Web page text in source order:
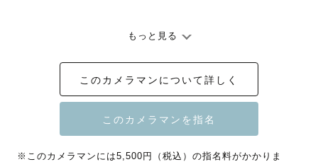
🚙詳しい交通費のご負担詳細につきましては、ページ最下
部をご確認ください🚙
もっと見る
このカメラマンについて詳しく
※このカメラマンには5,500円（税込）の指名料がかかりま